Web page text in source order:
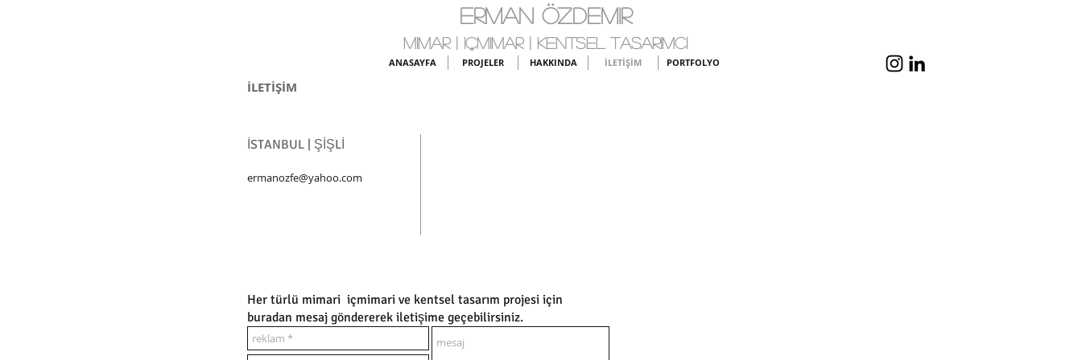
ERMAN ÖZDEMIR
MIMAR | IÇMIMAR | KENTSEL TASARIMCI
ANASAYFA PROJELER HAKKINDA İLETİŞİM PORTFOLYO
İLETİŞİM
İSTANBUL | ŞİŞLİ
ermanozfe@yahoo.com
Her türlü mimari içmimari ve kentsel tasarım projesi için
buradan mesaj göndererek iletişime geçebilirsiniz.